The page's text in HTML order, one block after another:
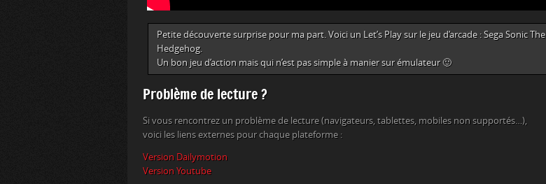
Petite découverte surprise pour ma part. Voici un Let’s Play sur le jeu d’arcade : Sega Sonic The
Hedgehog.
Un bon jeu d’action mais qui n’est pas simple à manier sur émulateur 🙂
Problème de lecture ?
Si vous rencontrez un problème de lecture (navigateurs, tablettes, mobiles non supportés…),
voici les liens externes pour chaque plateforme :
Version Dailymotion
Version Youtube